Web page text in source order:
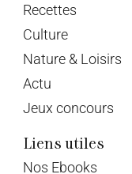
Recettes
Culture
Nature & Loisirs
Actu
Jeux concours
Liens utiles
Nos Ebooks